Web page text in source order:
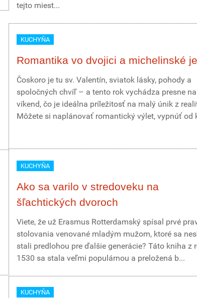
tejto miest...
KUCHYŇA
Romantika vo dvojici a michelinské
Čoskoro je tu sv. Valentín, sviatok lásky, pohody a
spoločných chvíľ – a tento rok vychádza presne na
víkend, čo je ideálna príležitosť na malý únik z
Môžete si naplánovať romantický výlet, vypnúť od
KUCHYŇA
Ako sa varilo v stredoveku na
šľachtických dvoroch
Viete, že už Erasmus Rotterdamský spísal prvé
stolovania venované mladým mužom, ktoré sa
stali predlohou pre ďalšie generácie? Táto kniha z
1530 sa stala veľmi populárnou a preložená b...
KUCHYŇA